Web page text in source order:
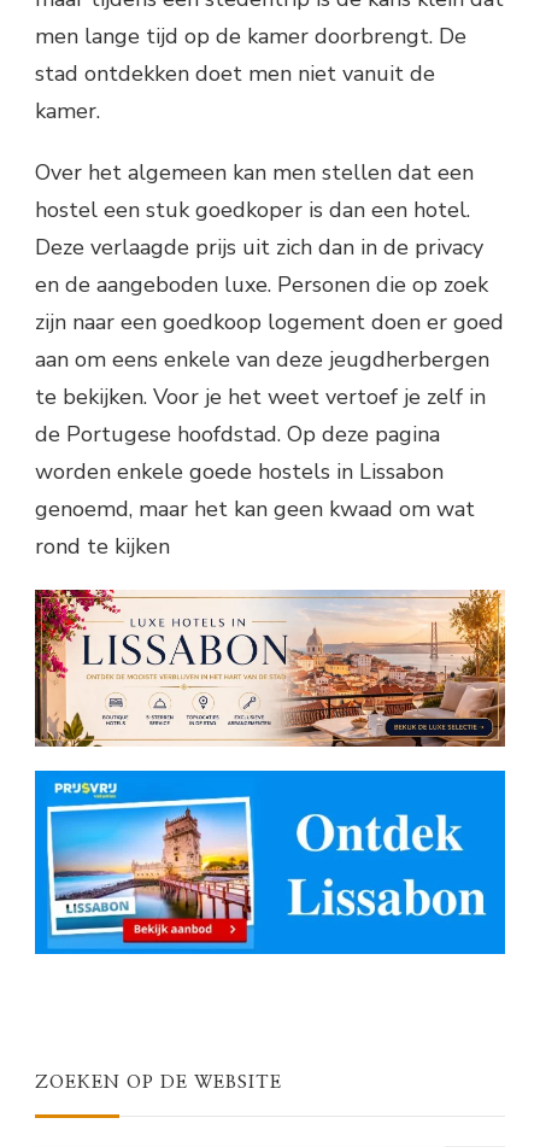
men lange tijd op de kamer doorbrengt. De
stad ontdekken doet men niet vanuit de
kamer.
Over het algemeen kan men stellen dat een
hostel een stuk goedkoper is dan een hotel.
Deze verlaagde prijs uit zich dan in de privacy
en de aangeboden luxe. Personen die op zoek
zijn naar een goedkoop logement doen er goed
aan om eens enkele van deze jeugdherbergen
te bekijken. Voor je het weet vertoef je zelf in
de Portugese hoofdstad. Op deze pagina
worden enkele goede hostels in Lissabon
genoemd, maar het kan geen kwaad om wat
rond te kijken
ZOEKEN OP DE WEBSITE